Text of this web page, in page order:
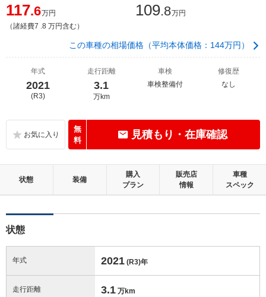
117.6万円
（諸経費7 .8 万円含む）
109.8万円
この車種の相場価格（平均本体価格：144万円）
年式
2021
(R3)
走行距離
3.1
万km
車検
車検整備付
修復歴
なし
無
料
見積もり・在庫確認
状態 装備
購入
プラン
販売店
情報
車種
スペック
状態
年式 2021 (R3)年
走行距離 3.1 万km